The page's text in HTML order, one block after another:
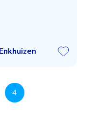
Enkhuizen
4